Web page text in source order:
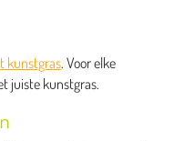
kunstgras. Voor elke
juiste kunstgras.